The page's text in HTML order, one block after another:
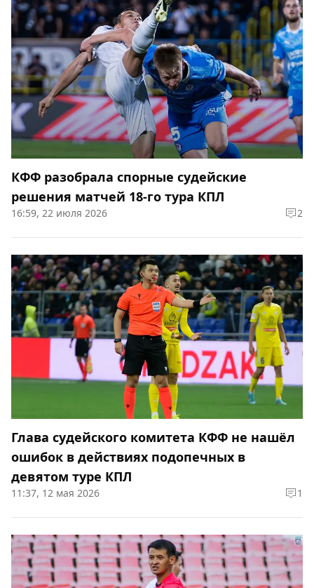
КФФ разобрала спорные судейские
решения матчей 18-го тура КПЛ
16:59, 22 июля 2026 2
Глава судейского комитета КФФ не нашёл
ошибок в действиях подопечных в
девятом туре КПЛ
11:37, 12 мая 2026 1